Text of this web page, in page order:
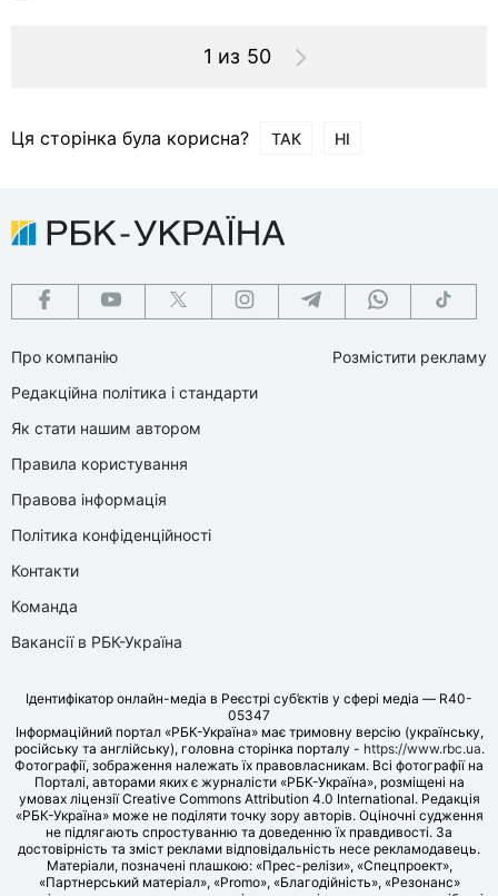
1 из 50
Ця сторінка була корисна? ТАК НІ
Про компанію
Редакційна політика і стандарти
Як стати нашим автором
Правила користування
Правова інформація
Політика конфіденційності
Контакти
Команда
Вакансії в РБК-Україна
Розмістити рекламу
Ідентифікатор онлайн-медіа в Реєстрі суб’єктів у сфері медіа — R40-
05347
Інформаційний портал «РБК-Україна» має тримовну версію (українську,
російську та англійську), головна сторінка порталу - https://www.rbc.ua.
Фотографії, зображення належать їх правовласникам. Всі фотографії на
Порталі, авторами яких є журналісти «РБК-Україна», розміщені на
умовах ліцензії Creative Commons Attribution 4.0 International. Редакція
«РБК-Україна» може не поділяти точку зору авторів. Оціночні судження
не підлягають спростуванню та доведенню їх правдивості. За
достовірність та зміст реклами відповідальність несе рекламодавець.
Матеріали, позначені плашкою: «Прес-релізи», «Спецпроект»,
«Партнерський матеріал», «Promo», «Благодійність», «Резонанс»